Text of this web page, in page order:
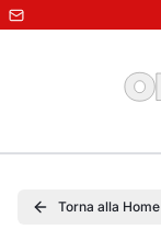
Torna alla Home